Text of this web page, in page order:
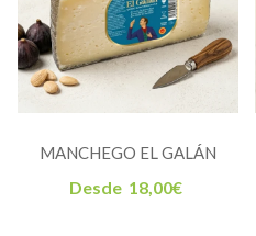
MANCHEGO EL GALÁN
Desde 18,00€